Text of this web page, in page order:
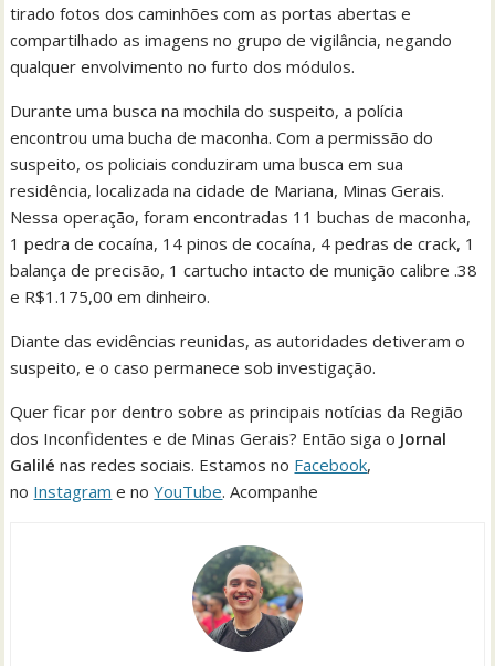
tirado fotos dos caminhões com as portas abertas e
compartilhado as imagens no grupo de vigilância, negando
qualquer envolvimento no furto dos módulos.
Durante uma busca na mochila do suspeito, a polícia
encontrou uma bucha de maconha. Com a permissão do
suspeito, os policiais conduziram uma busca em sua
residência, localizada na cidade de Mariana, Minas Gerais.
Nessa operação, foram encontradas 11 buchas de maconha,
1 pedra de cocaína, 14 pinos de cocaína, 4 pedras de crack, 1
balança de precisão, 1 cartucho intacto de munição calibre .38
e R$1.175,00 em dinheiro.
Diante das evidências reunidas, as autoridades detiveram o
suspeito, e o caso permanece sob investigação.
Quer ficar por dentro sobre as principais notícias da Região
dos Inconfidentes e de Minas Gerais? Então siga o Jornal
Galilé nas redes sociais. Estamos no Facebook,
no Instagram e noYouTube. Acompanhe